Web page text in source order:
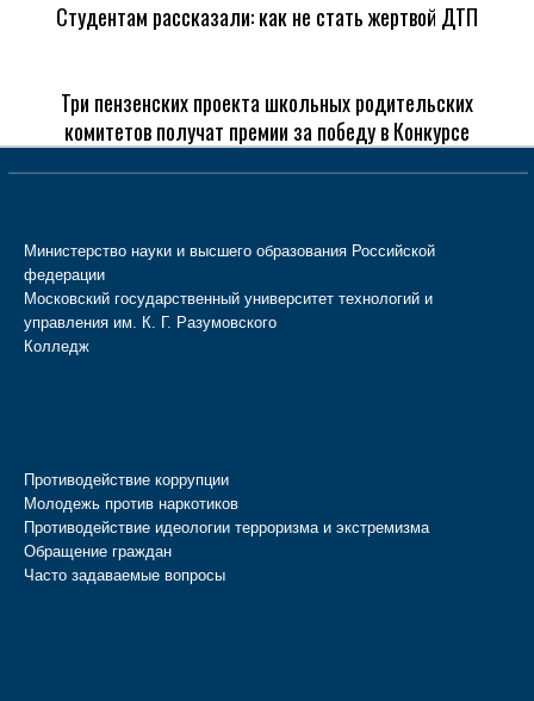
Студентам рассказали: как не стать жертвой ДТП
Три пензенских проекта школьных родительских
комитетов получат премии за победу в Конкурсе
Министерство науки и высшего образования Российской
федерации
Московский государственный университет технологий и
управления им. К. Г. Разумовского
Колледж
Противодействие коррупции
Молодежь против наркотиков
Противодействие идеологии терроризма и экстремизма
Обращение граждан
Часто задаваемые вопросы